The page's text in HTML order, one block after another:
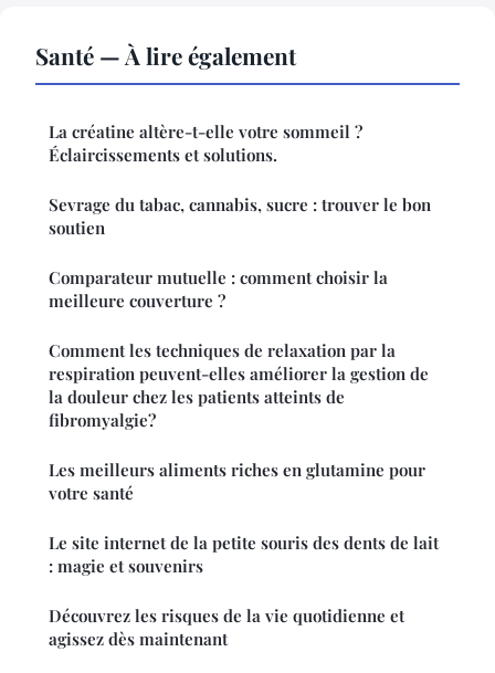
Santé — À lire également
La créatine altère-t-elle votre sommeil ?
Éclaircissements et solutions.
Sevrage du tabac, cannabis, sucre : trouver le bon
soutien
Comparateur mutuelle : comment choisir la
meilleure couverture ?
Comment les techniques de relaxation par la
respiration peuvent-elles améliorer la gestion de
la douleur chez les patients atteints de
fibromyalgie?
Les meilleurs aliments riches en glutamine pour
votre santé
Le site internet de la petite souris des dents de lait
: magie et souvenirs
Découvrez les risques de la vie quotidienne et
agissez dès maintenant